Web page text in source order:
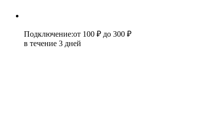
Подключение:от 100 ₽ до 300 ₽
в течение 3 дней